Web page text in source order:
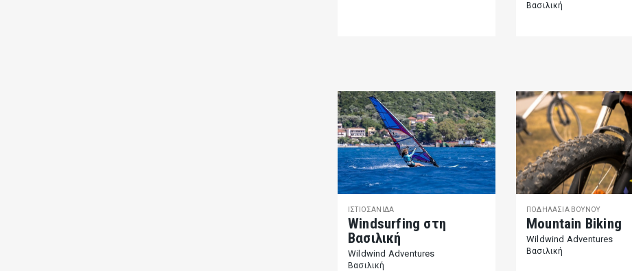
Βασιλική
ΙΣΤΙΟΣΑΝΊΔΑ
Windsurfing στη
Βασιλική
Wildwind Adventures
Βασιλική
ΠΟΔΗΛΑΣΊΑ ΒΟΥΝΟΎ
Mountain Biking
Wildwind Adventures
Βασιλική